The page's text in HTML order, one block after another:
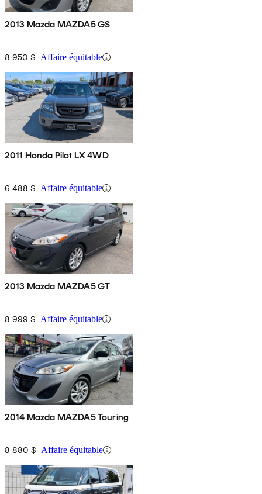
2013 Mazda MAZDA5 GS
8 950 $ Affaire équitable
2011 Honda Pilot LX 4WD
6 488 $ Affaire équitable
2013 Mazda MAZDA5 GT
8 999 $ Affaire équitable
2014 Mazda MAZDA5 Touring
8 880 $ Affaire équitable